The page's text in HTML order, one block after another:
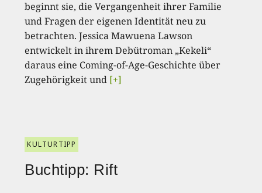
beginnt sie, die Vergangenheit ihrer Familie
und Fragen der eigenen Identität neu zu
betrachten. Jessica Mawuena Lawson
entwickelt in ihrem Debütroman „Kekeli“
daraus eine Coming-of-Age-Geschichte über
Zugehörigkeit und [+]
KULTURTIPP
Buchtipp: Rift